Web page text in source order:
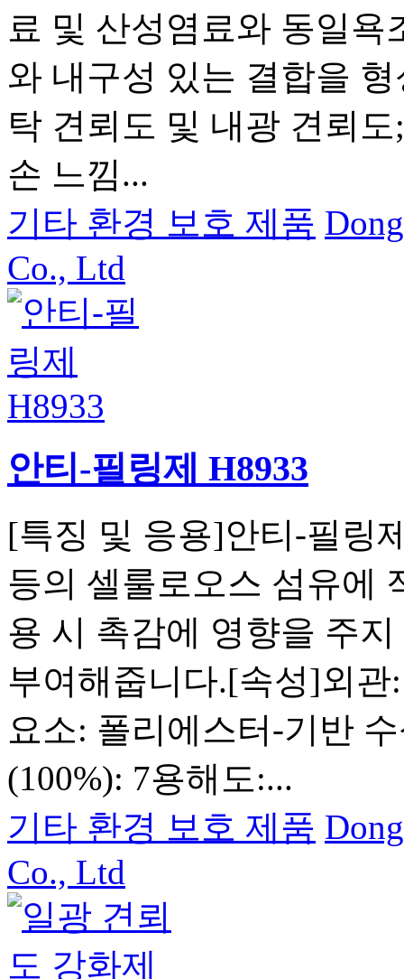
료 및 산성염료와 동일
와 내구성 있는 결합을
탁 견뢰도 및 내광 견뢰
손 느낌...
기타 환경 보호 제품
Co., Ltd
안티-필링제 H8933
[특징 및 응용]안티-필링
등의 셀룰로오스 섬유에
용 시 촉감에 영향을 주
부여해줍니다.[속성]외
요소: 폴리에스터-기반
(100%): 7용해도:...
기타 환경 보호 제품
Co., Ltd